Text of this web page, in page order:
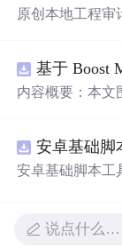
材。适合前端开
原创本地工程审
README、运
权声明。解压后
目源码、Logo、
材。适合前端开
内容概要：本文
验证。研究构建
T）控制、双向
文章深入分析
动态响应与稳
安卓基础脚本工
说点什么…